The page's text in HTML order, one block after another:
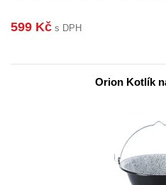
599 Kč s DPH
Orion Kotlík